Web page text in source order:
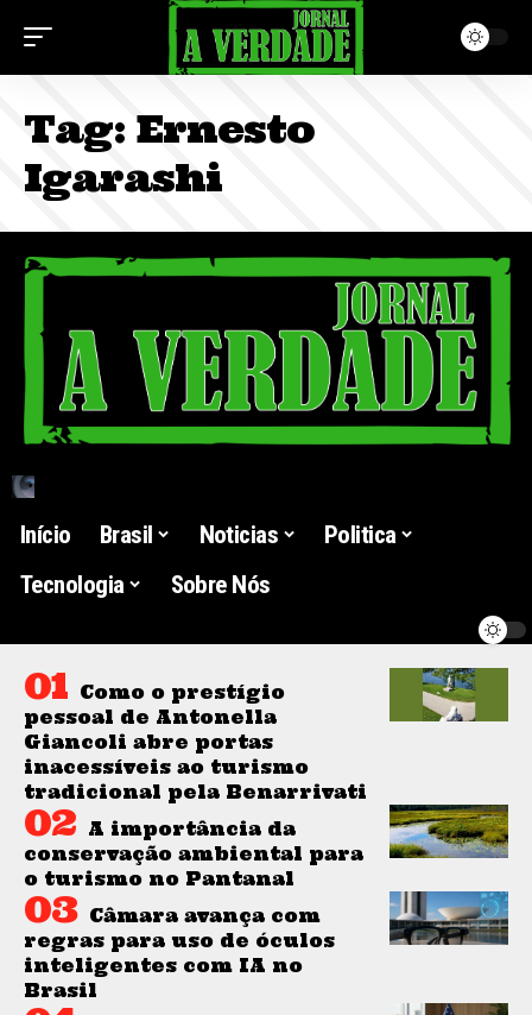
Tag: Ernesto
Igarashi
Início Brasil Noticias
Politica
Tecnologia
Sobre Nós
Como o prestígio
pessoal de Antonella
Giancoli abre portas
inacessíveis ao turismo
tradicional pela Benarrivati
A importância da
conservação ambiental para
o turismo no Pantanal
Câmara avança com
regras para uso de óculos
inteligentes com IA no
Brasil